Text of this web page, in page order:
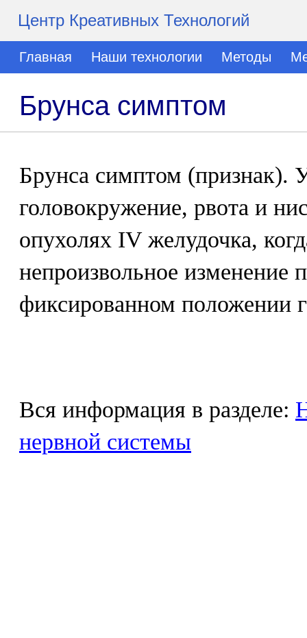
Центр Креативных Технологий
Главная Наши технологии Методы
Брунса симптом
Брунса симптом (признак).
головокружение, рвота и
опухолях IV желудочка,
непроизвольное
фиксированном положении
Вся информация в разделе:
нервной системы